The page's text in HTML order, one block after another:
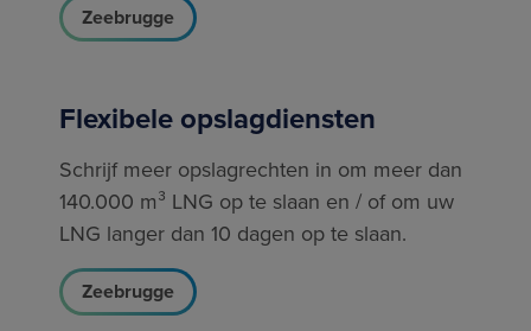
Zeebrugge
Flexibele opslagdiensten
Schrijf meer opslagrechten in om meer dan
140.000 m³ LNG op te slaan en / of om uw
LNG langer dan 10 dagen op te slaan.
Zeebrugge